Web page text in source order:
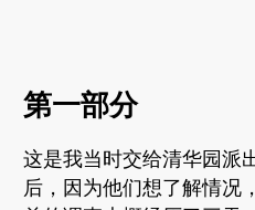
第一部分
这是我当时交给清华园派
后，因为他们想了解情况